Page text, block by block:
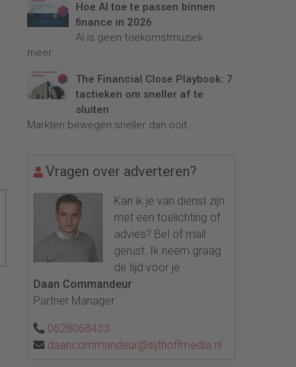
Hoe AI toe te passen binnen
finance in 2026
AI is geen toekomstmuziek
meer...
The Financial Close Playbook: 7
tactieken om sneller af te
sluiten
Markten bewegen sneller dan ooit....
Vragen over adverteren?
Kan ik je van dienst zijn
met een toelichting of
advies? Bel of mail
gerust. Ik neem graag
de tijd voor je.
Daan Commandeur
Partner Manager
0628068433
daancommandeur@sijthoffmedia.nl